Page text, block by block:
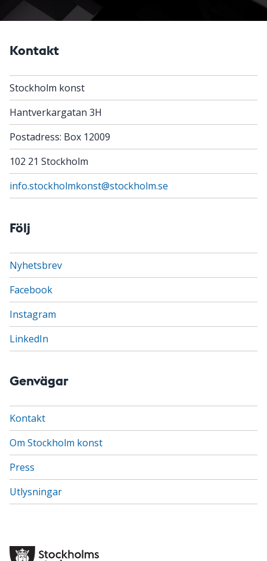
Kontakt
Stockholm konst
Hantverkargatan 3H
Postadress: Box 12009
102 21 Stockholm
info.stockholmkonst@stockholm.se
Följ
Nyhetsbrev
Facebook
Instagram
LinkedIn
Genvägar
Kontakt
Om Stockholm konst
Press
Utlysningar